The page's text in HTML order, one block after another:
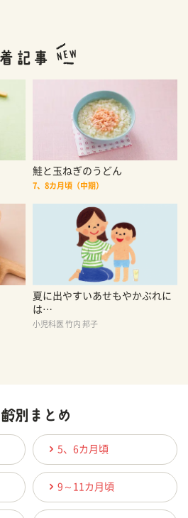
鮭と玉ねぎのうどん
7、8カ月頃（中期）
夏に出やすいあせもやかぶれに
は…
小児科医 竹内 邦子
5、6カ月頃
9～11カ月頃